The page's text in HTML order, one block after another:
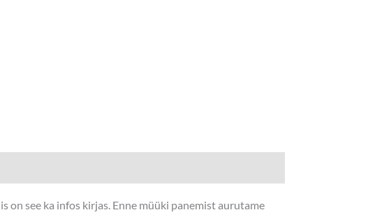
on see ka infos kirjas. Enne müüki panemist aurutame